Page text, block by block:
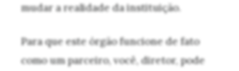
mudar a realidade da instituição.
Para que este órgão funcione de fato
como um parceiro, você, diretor, pode